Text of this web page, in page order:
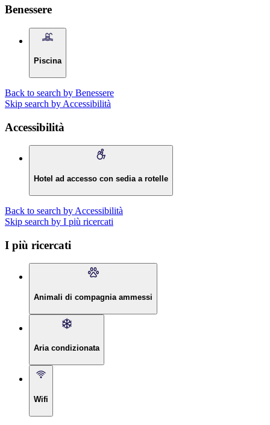
Benessere
Piscina
Back to search by Benessere
Skip search by Accessibilità
Accessibilità
Hotel ad accesso con sedia a rotelle
Back to search by Accessibilità
Skip search by I più ricercati
I più ricercati
Animali di compagnia ammessi
Aria condizionata
Wifi